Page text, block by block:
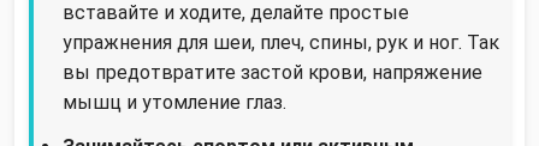
вставайте и ходите, делайте простые
упражнения для шеи, плеч, спины, рук и ног. Так
вы предотвратите застой крови, напряжение
мышц и утомление глаз.